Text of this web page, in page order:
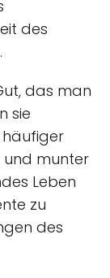
des
das man
sie
häufiger
und munter
Leben
zu
des